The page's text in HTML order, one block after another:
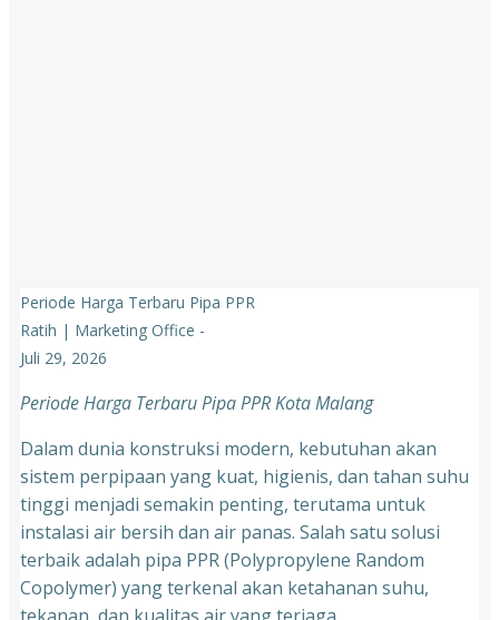
Periode Harga Terbaru Pipa PPR
Ratih | Marketing Office -
Juli 29, 2026
Periode Harga Terbaru Pipa PPR Kota Malang
Dalam dunia konstruksi modern, kebutuhan akan
sistem perpipaan yang kuat, higienis, dan tahan suhu
tinggi menjadi semakin penting, terutama untuk
instalasi air bersih dan air panas. Salah satu solusi
terbaik adalah pipa PPR (Polypropylene Random
Copolymer) yang terkenal akan ketahanan suhu,
tekanan, dan kualitas air yang terjaga.